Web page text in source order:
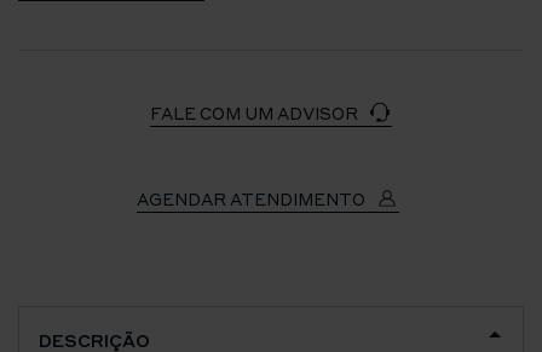
FALE COM UM ADVISOR
AGENDAR ATENDIMENTO
DESCRIÇÃO